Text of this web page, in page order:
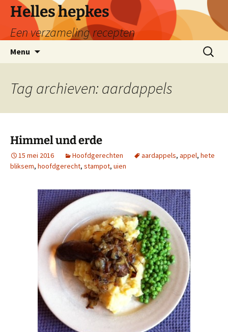
naar
inhoud
Helles hepkes
Een verzameling recepten
Menu
Zoeken
naar:
Tag archieven: aardappels
Himmel und erde
15 mei 2016 Hoofdgerechten aardappels, appel, hete
bliksem, hoofdgerecht, stampot, uien